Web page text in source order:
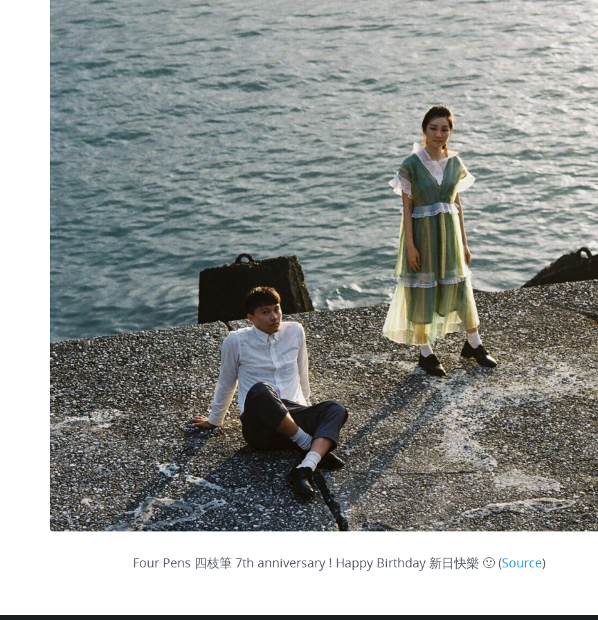
Four Pens 四枝筆 7th anniversary ! Happy Birthday 新日快樂 🙂 (Source)